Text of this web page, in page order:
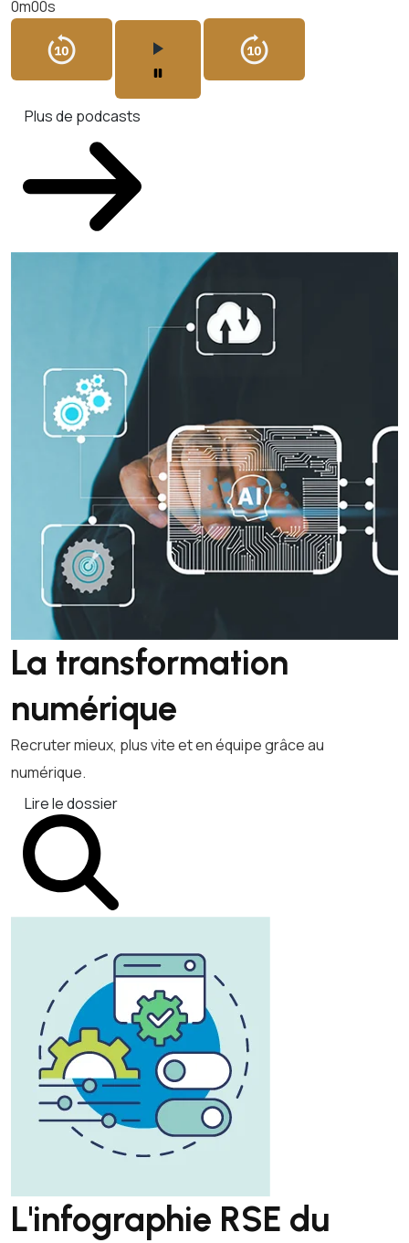
0m00s
Plus de podcasts
La transformation
numérique
Recruter mieux, plus vite et en équipe grâce au
numérique.
Lire le dossier
L'infographie RSE du